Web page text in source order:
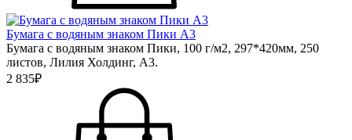
Бумага с водяным знаком Пики А3
Бумага с водяным знаком Пики, 100 г/м2, 297*420мм, 250
листов, Лилия Холдинг, А3.
2 835₽